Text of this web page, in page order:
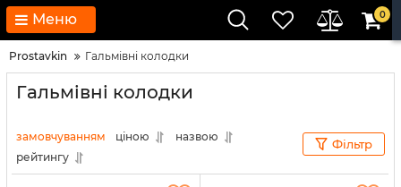
Меню 0
Prostavkin Гальмівні колодки
Гальмівні колодки
замовчуванням ціною
назвою
рейтингу
Фільтр